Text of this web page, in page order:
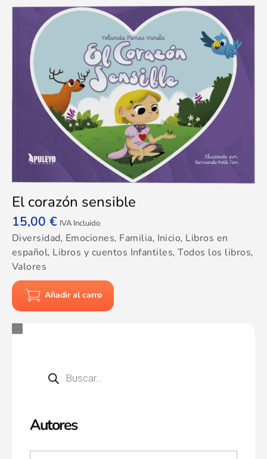
Autores
El corazón sensible
15,00 € IVA Incluido
Diversidad, Emociones, Familia, Inicio, Libros en
español, Libros y cuentos Infantiles,Todos los libros,
Valores
Añadir al carro